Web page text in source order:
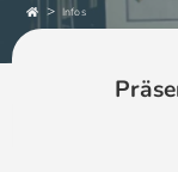
> Infos